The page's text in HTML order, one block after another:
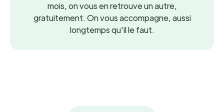
mois, on vous en retrouve un autre,
gratuitement. On vous accompagne, aussi
longtemps qu'il le faut.